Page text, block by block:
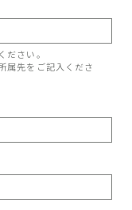
さい。
属先をご記入くださ